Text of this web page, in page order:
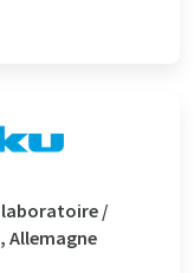
laboratoire /
Allemagne